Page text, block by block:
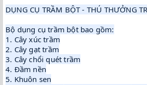
DỤNG CỤ TRẦM BỘT - THÚ THƯỞNG
Bộ dụng cụ trầm bột bao gồm:
1. Cây xúc trầm
2. Cây gạt trầm
3. Cây chổi quét trầm
4. Đầm nền
5. Khuôn sen